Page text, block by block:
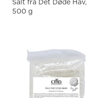
Salt fra Det Døde Hav,
500 g